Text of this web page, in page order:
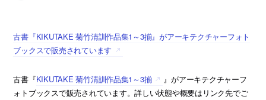
古書『KIKUTAKE 菊竹清訓作品集1～3揃』がアーキテクチャーフォト
ブックスで販売されています
古書『KIKUTAKE 菊竹清訓作品集1～3揃
』がアーキテクチャーフ
ォトブックスで販売されています。詳しい状態や概要はリンク先でご